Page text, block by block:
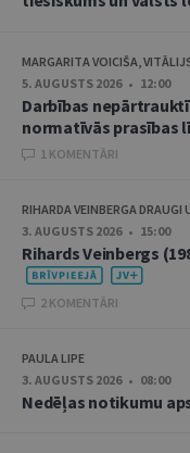
MARGARITA VOICIŠA,
5. AUGUSTS 2026 • 12:00
Darbības
normatīvās prasības
1 KOMENTĀRI
RIHARDA VEINBERGA DRAUGI
3. AUGUSTS 2026 • 15:00
Rihards Veinbergs
2 KOMENTĀRI
PAULA LIPE
3. AUGUSTS 2026 • 08:00
Nedēļas notikumu